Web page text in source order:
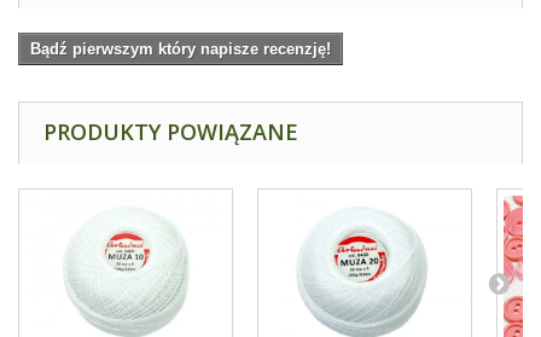
Bądź pierwszym który napisze recenzję!
PRODUKTY POWIĄZANE